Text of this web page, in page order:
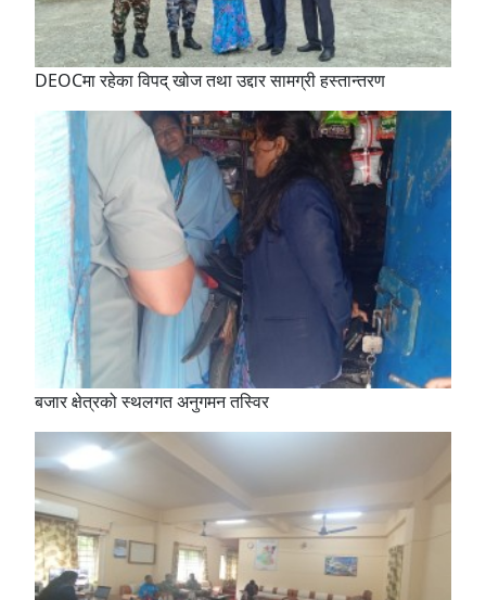
DEOCमा रहेका विपद् खोज तथा उद्दार सामग्री हस्तान्तरण
बजार क्षेत्रको स्थलगत अनुगमन तस्विर